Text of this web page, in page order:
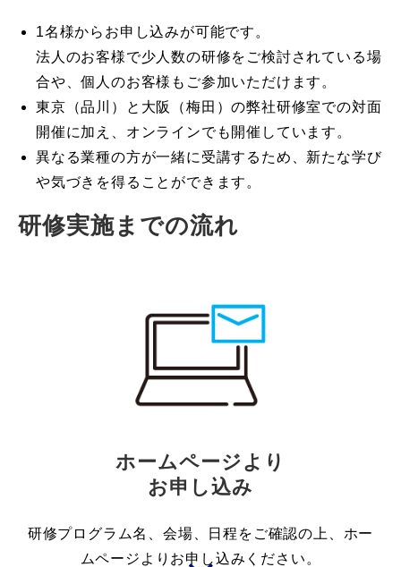
1名様からお申し込みが可能です。
法人のお客様で少人数の研修をご検討されている場
合や、個人のお客様もご参加いただけます。
東京（品川）と大阪（梅田）の弊社研修室での対面
開催に加え、オンラインでも開催しています。
異なる業種の方が一緒に受講するため、新たな学び
や気づきを得ることができます。
研修実施までの流れ
ホームページより
お申し込み
研修プログラム名、会場、日程をご確認の上、ホー
ムページよりお申し込みください。